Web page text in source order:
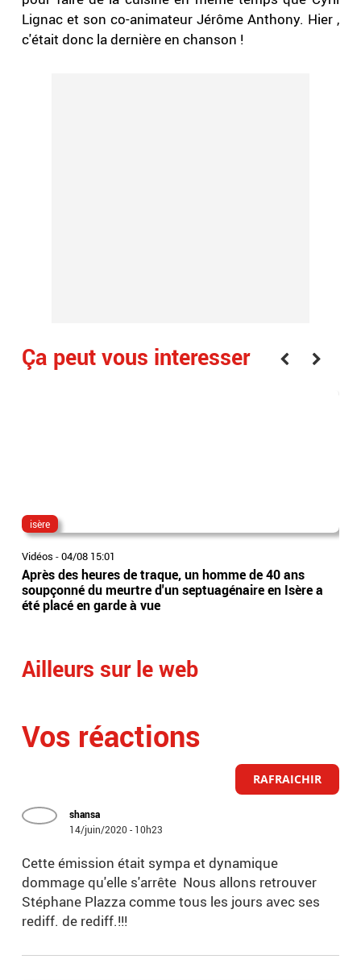
Lignac et son co-animateur Jérôme Anthony. Hier ,
c'était donc la dernière en chanson !
Ça peut vous interesser
isère
Vidéos -04/08 15:01
Après des heures de traque, un homme de 40 ans
soupçonné du meurtre d'un septuagénaire en Isère a
été placé en garde à vue
Ailleurs sur le web
Vos réactions
RAFRAICHIR
shansa
14/juin/2020 - 10h23
Cette émission était sympa et dynamique
dommage qu'elle s'arrête Nous allons retrouver
Stéphane Plazza comme tous les jours avec ses
rediff. de rediff.!!!